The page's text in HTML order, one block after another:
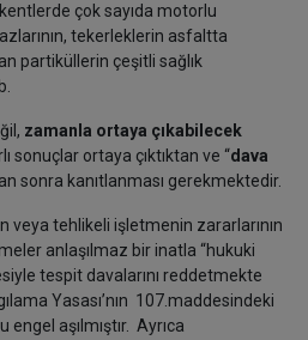
çok sayıda motorlu
tekerleklerin asfaltta
partiküllerin çeşitli sağlık
zamanla ortaya çıkabilecek
sonuçlar ortaya çıktıktan ve “dava
sonra kanıtlanması gerekmektedir.
tehlikeli işletmenin zararlarının
anlaşılmaz bir inatla “hukuki
tespit davalarını reddetmekte
Yasası’nın 107.maddesindeki
engel aşılmıştır. Ayrıca